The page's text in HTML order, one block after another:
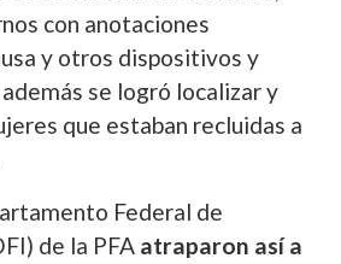
con anotaciones
y otros dispositivos y
se logró localizar y
que estaban recluidas a
Federal de
de la PFA atraparon así a